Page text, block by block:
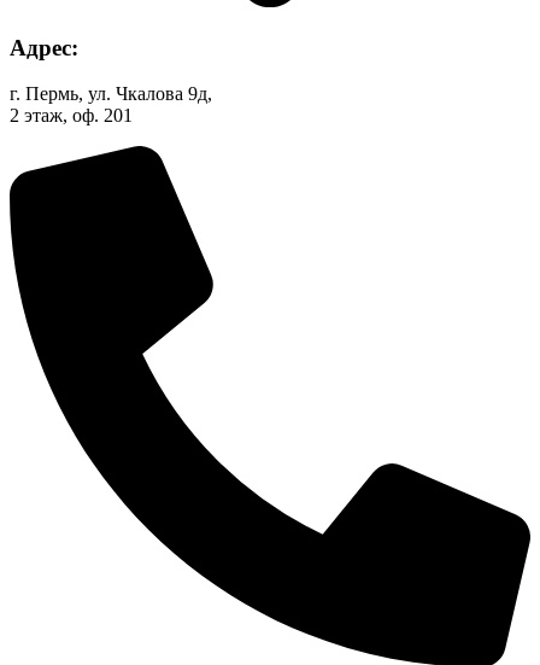
Адрес:
г. Пермь, ул. Чкалова 9д,
2 этаж, оф. 201